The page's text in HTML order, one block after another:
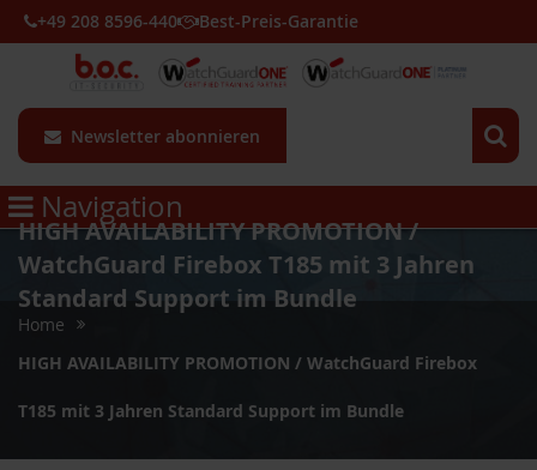
Newsletter abonnieren
+49 208 8596-440 Best-Preis-Garantie
Navigation
HIGH AVAILABILITY PROMOTION /
WatchGuard Firebox T185 mit 3 Jahren
Standard Support im Bundle
Home
HIGH AVAILABILITY PROMOTION / WatchGuard Firebox
T185 mit 3 Jahren Standard Support im Bundle